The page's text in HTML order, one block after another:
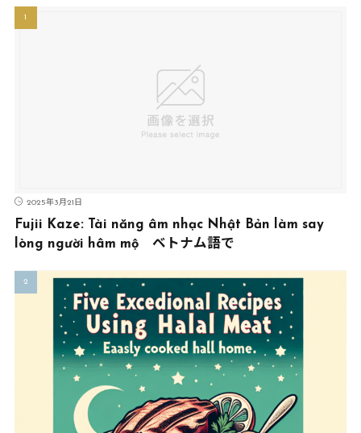
2025年3月21日
Fujii Kaze: Tài năng âm nhạc Nhật Bản làm say
lòng người hâm mộ ベトナム語で